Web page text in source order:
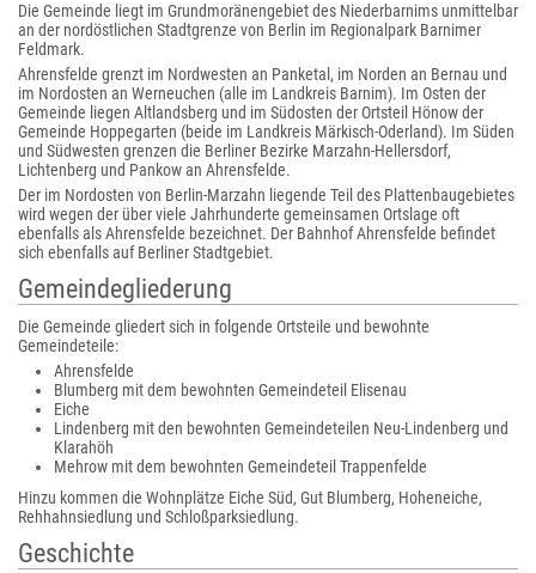
Die Gemeinde liegt im Grundmoränengebiet des Niederbarnims unmittelbar
an der nordöstlichen Stadtgrenze von Berlin im Regionalpark Barnimer
Feldmark.
Ahrensfelde grenzt im Nordwesten an Panketal, im Norden an Bernau und
im Nordosten an Werneuchen (alle im Landkreis Barnim). Im Osten der
Gemeinde liegen Altlandsberg und im Südosten der Ortsteil Hönow der
Gemeinde Hoppegarten (beide im Landkreis Märkisch-Oderland). Im Süden
und Südwesten grenzen die Berliner Bezirke Marzahn-Hellersdorf,
Lichtenberg und Pankow an Ahrensfelde.
Der im Nordosten von Berlin-Marzahn liegende Teil des Plattenbaugebietes
wird wegen der über viele Jahrhunderte gemeinsamen Ortslage oft
ebenfalls als Ahrensfelde bezeichnet. Der Bahnhof Ahrensfelde befindet
sich ebenfalls auf Berliner Stadtgebiet.
Gemeindegliederung
Die Gemeinde gliedert sich in folgende Ortsteile und bewohnte
Gemeindeteile:
Ahrensfelde
Blumberg mit dem bewohnten Gemeindeteil Elisenau
Eiche
Lindenberg mit den bewohnten Gemeindeteilen Neu-Lindenberg und
Klarahöh
Mehrow mit dem bewohnten Gemeindeteil Trappenfelde
Hinzu kommen die Wohnplätze Eiche Süd, Gut Blumberg, Hoheneiche,
Rehhahnsiedlung und Schloßparksiedlung.
Geschichte